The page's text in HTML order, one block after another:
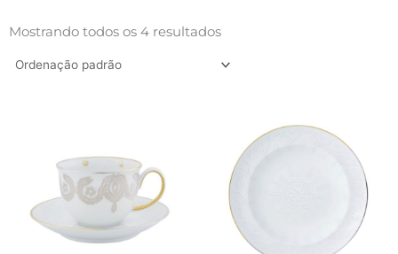
Mostrando todos os 4 resultados